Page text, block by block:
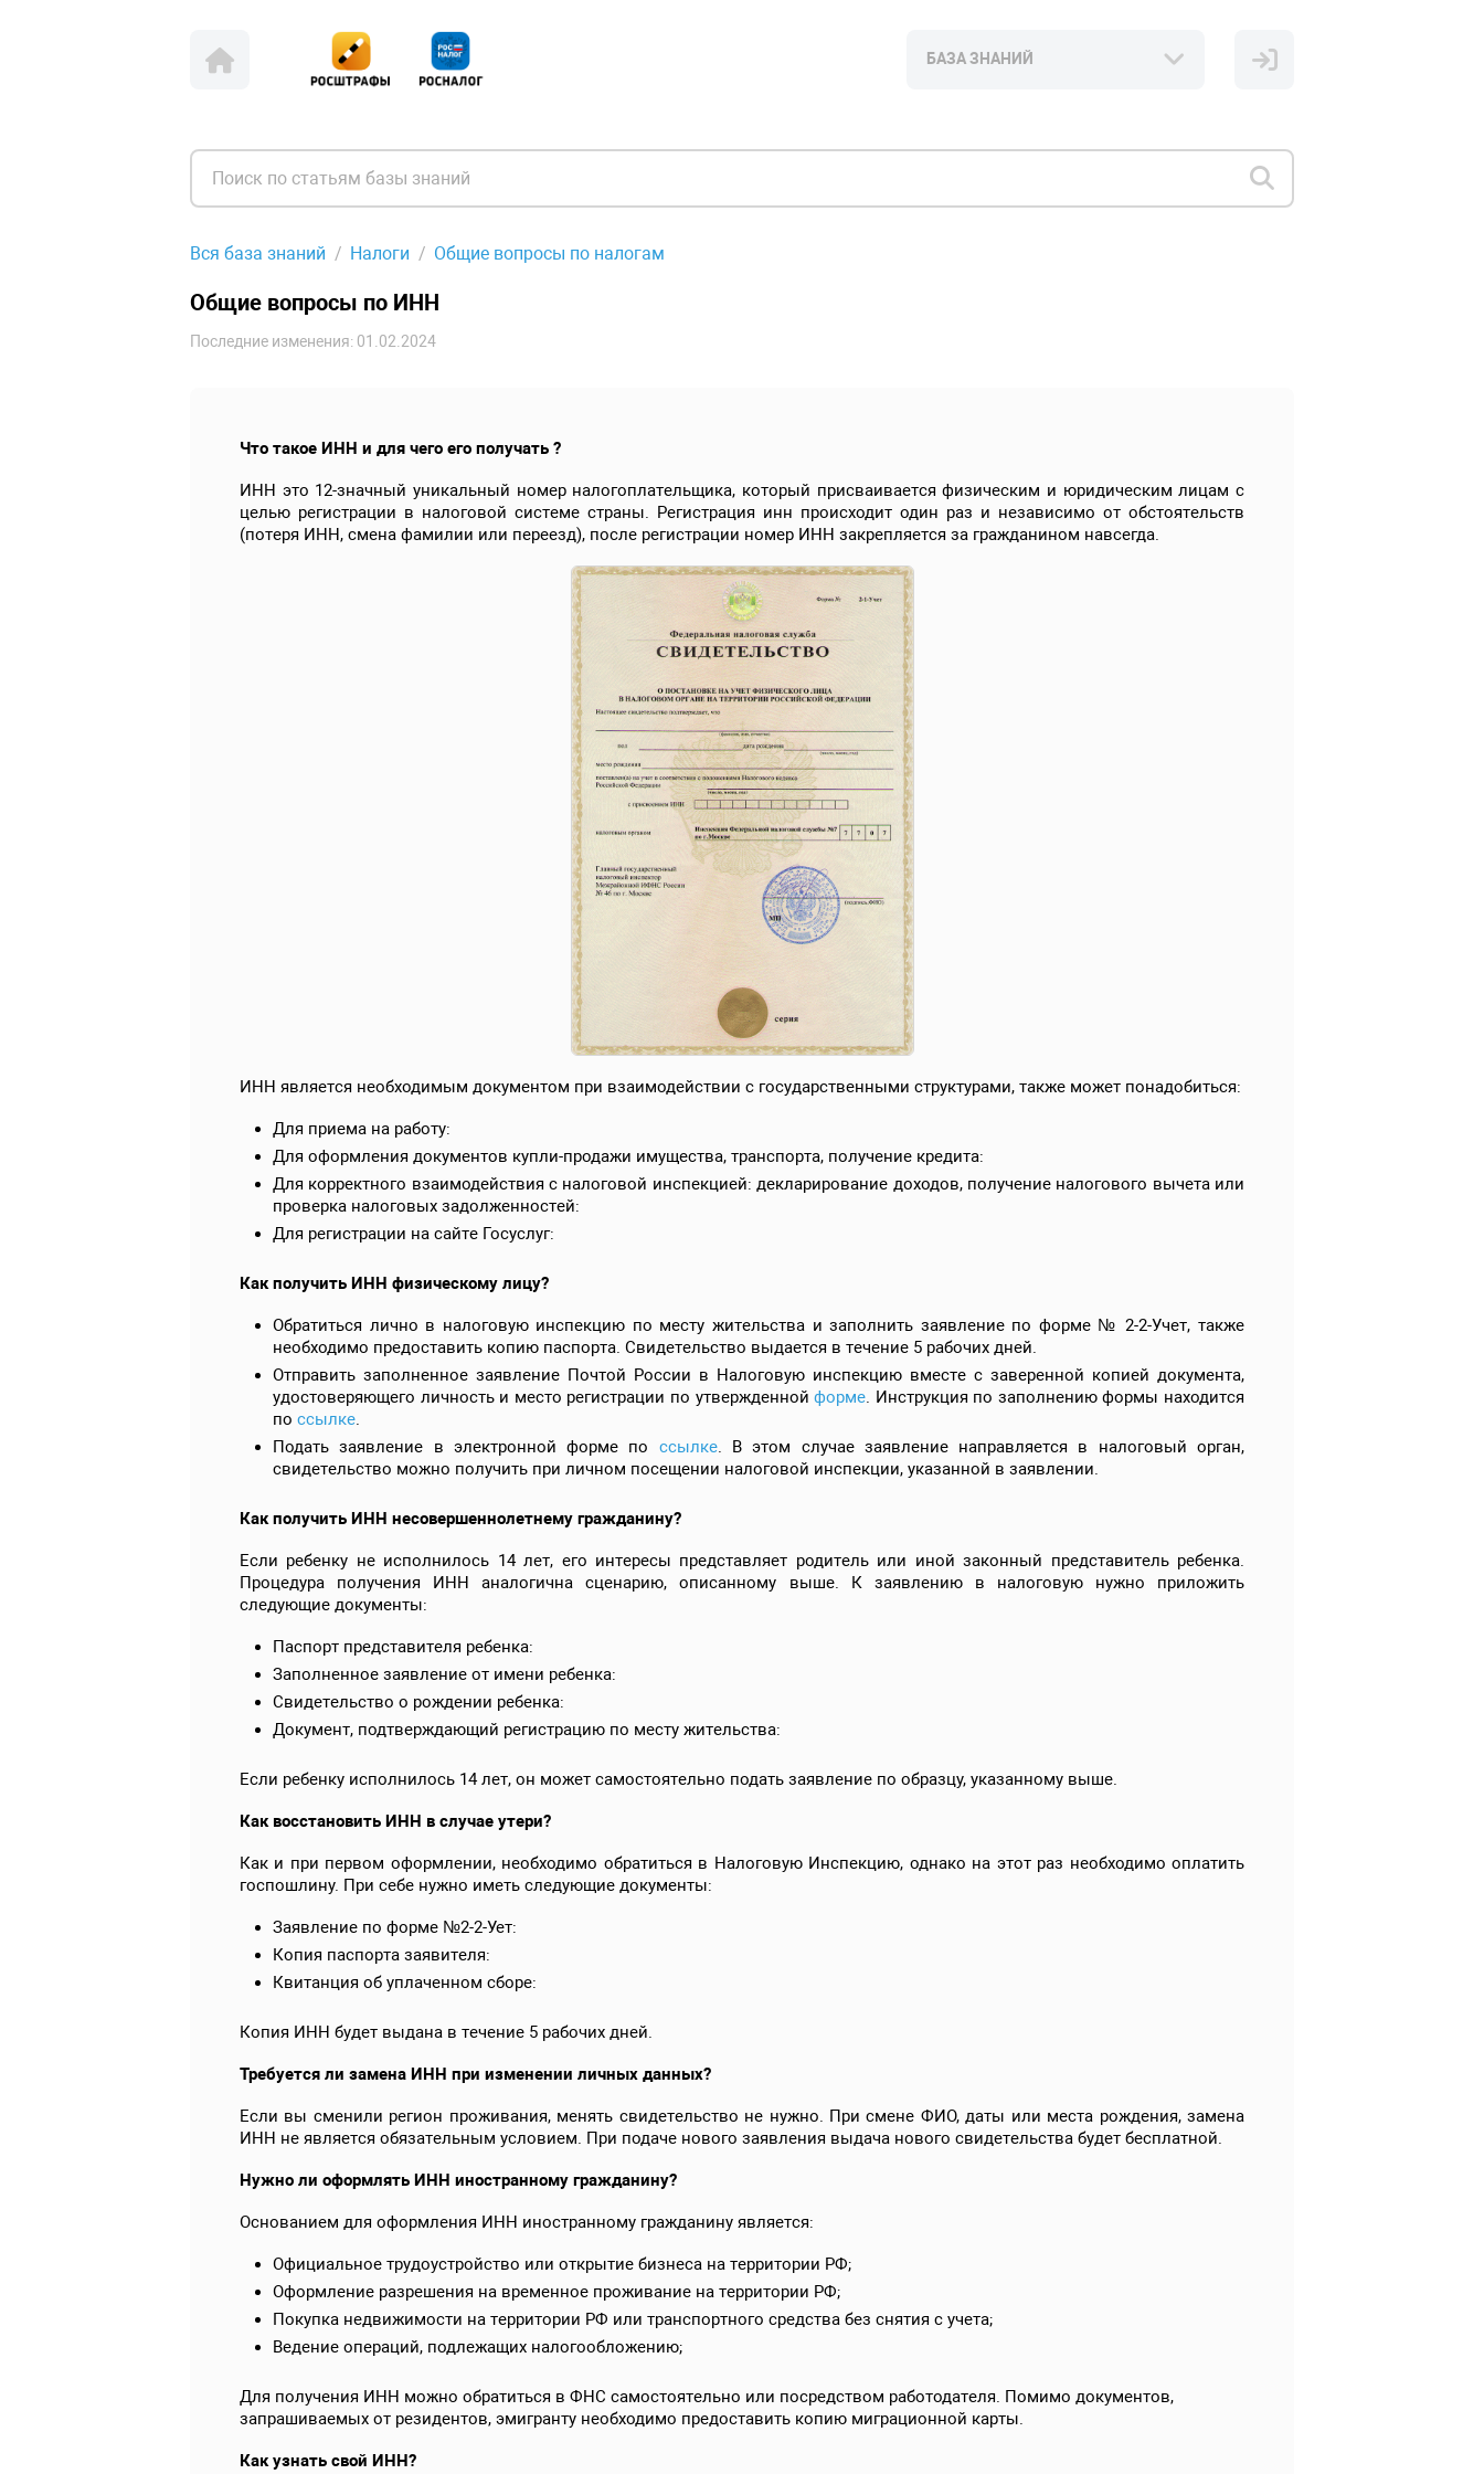
БАЗА ЗНАНИЙ
Вся база знаний Налоги Общие вопросы по налогам
Общие вопросы по ИНН
Последние изменения: 01.02.2024
Что такое ИНН и для чего его получать ?
ИНН это 12-значный уникальный номер налогоплательщика, который присваивается физическим и юридическим лицам с
целью регистрации в налоговой системе страны. Регистрация инн происходит один раз и независимо от обстоятельств
(потеря ИНН, смена фамилии или переезд), после регистрации номер ИНН закрепляется за гражданином навсегда.
ИНН является необходимым документом при взаимодействии с государственными структурами, также может понадобиться:
Для приема на работу:
Для оформления документов купли-продажи имущества, транспорта, получение кредита:
Для корректного взаимодействия с налоговой инспекцией: декларирование доходов, получение налогового вычета или
проверка налоговых задолженностей:
Для регистрации на сайте Госуслуг:
Как получить ИНН физическому лицу?
Обратиться лично в налоговую инспекцию по месту жительства и заполнить заявление по форме № 2-2-Учет, также
необходимо предоставить копию паспорта. Свидетельство выдается в течение 5 рабочих дней.
Отправить заполненное заявление Почтой России в Налоговую инспекцию вместе с заверенной копией документа,
удостоверяющего личность и место регистрации по утвержденнойформе. Инструкция по заполнению формы находится
по ссылке.
Подать заявление в электронной форме по ссылке. В этом случае заявление направляется в налоговый орган,
свидетельство можно получить при личном посещении налоговой инспекции, указанной в заявлении.
Как получить ИНН несовершеннолетнему гражданину?
Если ребенку не исполнилось 14 лет, его интересы представляет родитель или иной законный представитель ребенка.
Процедура получения ИНН аналогична сценарию, описанному выше. К заявлению в налоговую нужно приложить
следующие документы:
Паспорт представителя ребенка:
Заполненное заявление от имени ребенка:
Свидетельство о рождении ребенка:
Документ, подтверждающий регистрацию по месту жительства:
Если ребенку исполнилось 14 лет, он может самостоятельно подать заявление по образцу, указанному выше.
Как восстановить ИНН в случае утери?
Как и при первом оформлении, необходимо обратиться в Налоговую Инспекцию, однако на этот раз необходимо оплатить
госпошлину. При себе нужно иметь следующие документы:
Заявление по форме №2-2-Ует:
Копия паспорта заявителя:
Квитанция об уплаченном сборе:
Копия ИНН будет выдана в течение 5 рабочих дней.
Требуется ли замена ИНН при изменении личных данных?
Если вы сменили регион проживания, менять свидетельство не нужно. При смене ФИО, даты или места рождения, замена
ИНН не является обязательным условием. При подаче нового заявления выдача нового свидетельства будет бесплатной.
Нужно ли оформлять ИНН иностранному гражданину?
Основанием для оформления ИНН иностранному гражданину является:
Официальное трудоустройство или открытие бизнеса на территории РФ;
Оформление разрешения на временное проживание на территории РФ;
Покупка недвижимости на территории РФ или транспортного средства без снятия с учета;
Ведение операций, подлежащих налогообложению;
Для получения ИНН можно обратиться в ФНС самостоятельно или посредством работодателя. Помимо документов,
запрашиваемых от резидентов, эмигранту необходимо предоставить копию миграционной карты.
Как узнать свой ИНН?